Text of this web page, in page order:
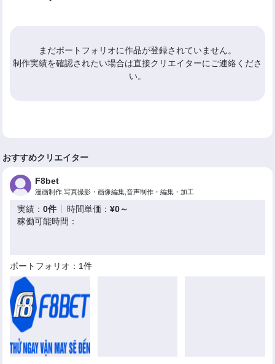
まだポートフォリオに作品が登録されていません。
制作実績を確認されたい場合は直接クリエイターにご連絡くださ
い。
おすすめクリエイター
F8bet
漫画制作,写真撮影・画像編集,音声制作・編集・加工
実績：0件 時間単価：¥0～
稼働可能時間：
ポートフォリオ：1件